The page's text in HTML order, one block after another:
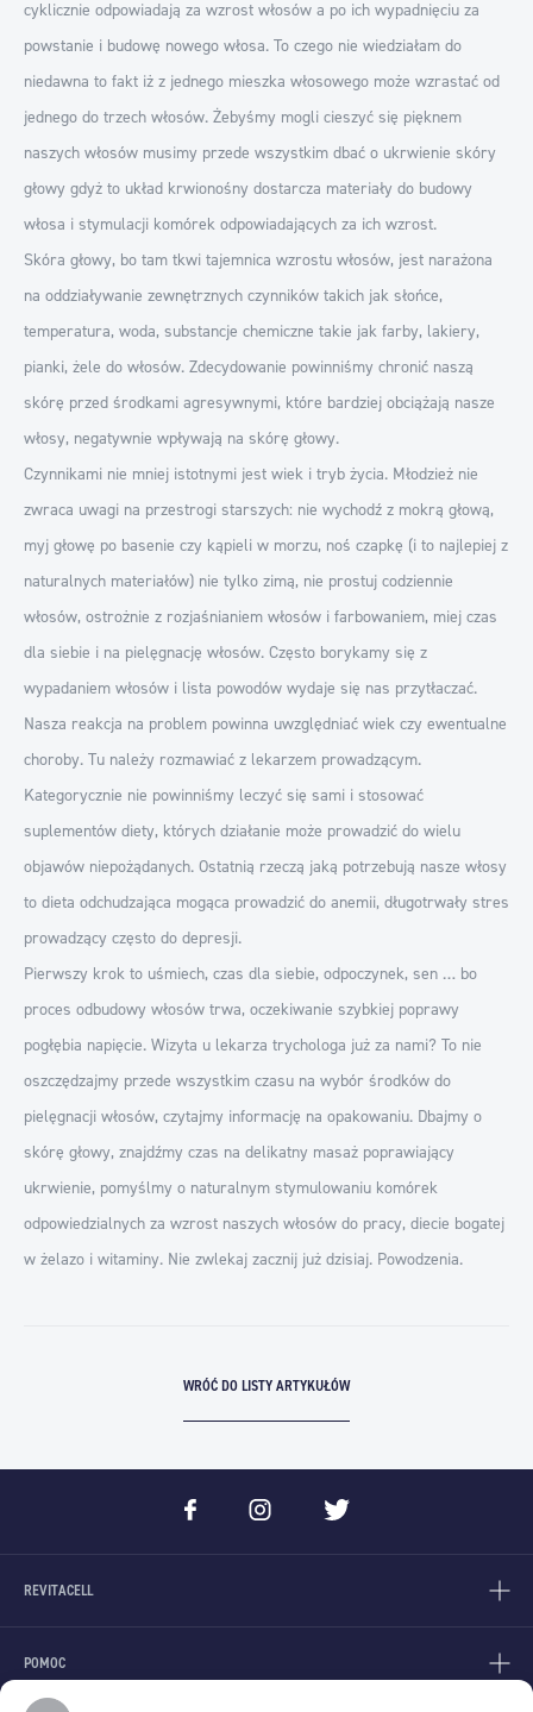
cyklicznie odpowiadają za wzrost włosów a po ich wypadnięciu za
powstanie i budowę nowego włosa. To czego nie wiedziałam do
niedawna to fakt iż z jednego mieszka włosowego może wzrastać od
jednego do trzech włosów. Żebyśmy mogli cieszyć się pięknem
naszych włosów musimy przede wszystkim dbać o ukrwienie skóry
głowy gdyż to układ krwionośny dostarcza materiały do budowy
włosa i stymulacji komórek odpowiadających za ich wzrost.
Skóra głowy, bo tam tkwi tajemnica wzrostu włosów, jest narażona
na oddziaływanie zewnętrznych czynników takich jak słońce,
temperatura, woda, substancje chemiczne takie jak farby, lakiery,
pianki, żele do włosów. Zdecydowanie powinniśmy chronić naszą
skórę przed środkami agresywnymi, które bardziej obciążają nasze
włosy, negatywnie wpływają na skórę głowy.
Czynnikami nie mniej istotnymi jest wiek i tryb życia. Młodzież nie
zwraca uwagi na przestrogi starszych: nie wychodź z mokrą głową,
myj głowę po basenie czy kąpieli w morzu, noś czapkę (i to najlepiej z
naturalnych materiałów) nie tylko zimą, nie prostuj codziennie
włosów, ostrożnie z rozjaśnianiem włosów i farbowaniem, miej czas
dla siebie i na pielęgnację włosów. Często borykamy się z
wypadaniem włosów i lista powodów wydaje się nas przytłaczać.
Nasza reakcja na problem powinna uwzględniać wiek czy ewentualne
choroby. Tu należy rozmawiać z lekarzem prowadzącym.
Kategorycznie nie powinniśmy leczyć się sami i stosować
suplementów diety, których działanie może prowadzić do wielu
objawów niepożądanych. Ostatnią rzeczą jaką potrzebują nasze włosy
to dieta odchudzająca mogąca prowadzić do anemii, długotrwały stres
prowadzący często do depresji.
Pierwszy krok to uśmiech, czas dla siebie, odpoczynek, sen … bo
proces odbudowy włosów trwa, oczekiwanie szybkiej poprawy
pogłębia napięcie. Wizyta u lekarza trychologa już za nami? To nie
oszczędzajmy przede wszystkim czasu na wybór środków do
pielęgnacji włosów, czytajmy informację na opakowaniu. Dbajmy o
skórę głowy, znajdźmy czas na delikatny masaż poprawiający
ukrwienie, pomyślmy o naturalnym stymulowaniu komórek
odpowiedzialnych za wzrost naszych włosów do pracy, diecie bogatej
w żelazo i witaminy. Nie zwlekaj zacznij już dzisiaj. Powodzenia.
WRÓĆ DO LISTY ARTYKUŁÓW
REVITACELL
POMOC